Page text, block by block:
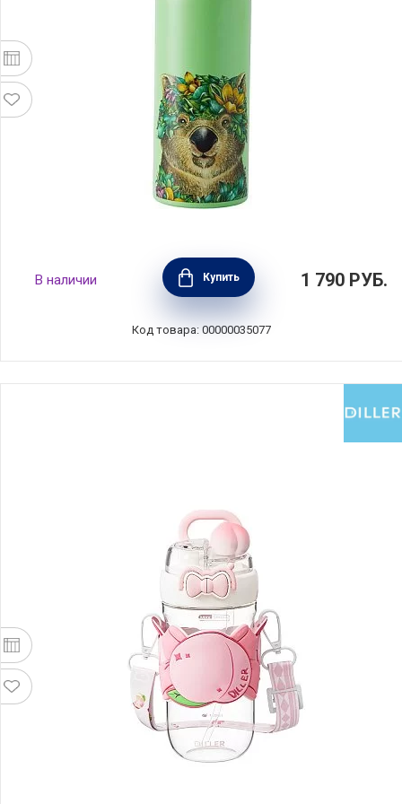
Термос-бутылка вакуумная "Живая планета,
вомбат", объем 0,5 л, нержавеющая сталь,
Maxwell & Williams, MW890-JR0199
В наличии Купить 1 790 РУБ.
Код товара: 00000035077